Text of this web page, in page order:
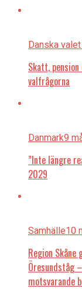
Danska
Skatt,
valfrågorna
Danmark9
”Inte längre
2029
Samhälle10
Region
Öresundståg
motsvarande